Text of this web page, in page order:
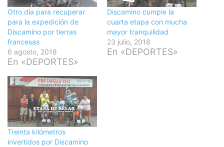
Otro día para recuperar
para la expedición de
Discamino por tierras
francesas
6 agosto, 2018
En «DEPORTES»
Discamino cumple la
cuarta etapa con mucha
mayor tranquilidad
23 julio, 2018
En «DEPORTES»
Treinta kilómetros
invertidos por Discamino